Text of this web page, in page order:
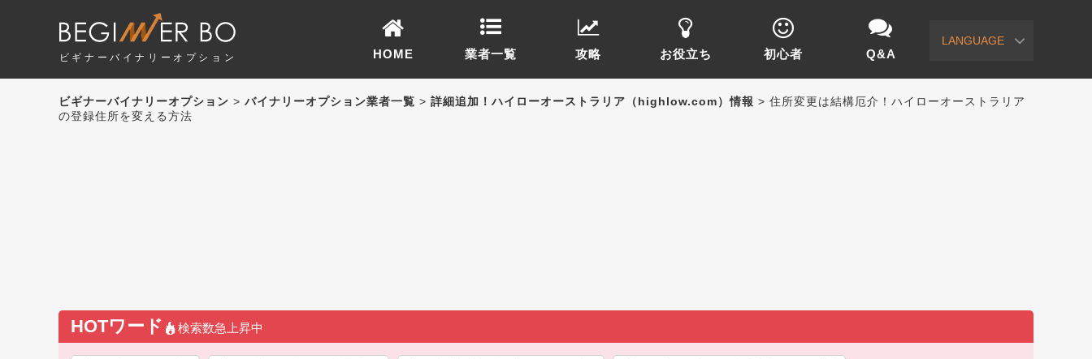
ビギナーバイナリーオプション
LANGUAGE
HOME 業者一覧 攻略 お役立ち 初心者 Q&A
ビギナーバイナリーオプション > バイナリーオプション業者一覧 > 詳細追加！ハイローオーストラリア（highlow.com）情報 > 住所変更は結構厄介！ハイローオーストラリア
の登録住所を変える方法
HOTワード 検索数急上昇中